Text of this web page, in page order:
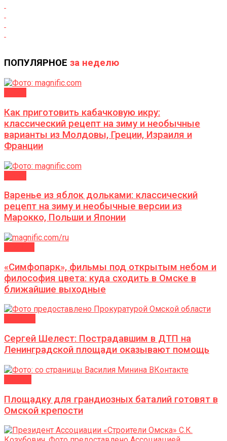
ПОПУЛЯРНОЕ за неделю
Как приготовить кабачковую икру:
классический рецепт на зиму и необычные
варианты из Молдовы, Греции, Израиля и
Франции
Варенье из яблок дольками: классический
рецепт на зиму и необычные версии из
Марокко, Польши и Японии
«Симфопарк», фильмы под открытым небом и
философия цвета: куда сходить в Омске в
ближайшие выходные
Сергей Шелест: Пострадавшим в ДТП на
Ленинградской площади оказывают помощь
Площадку для грандиозных баталий готовят в
Омской крепости